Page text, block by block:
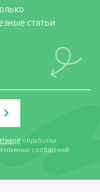
статьи
обработки
сообщений.